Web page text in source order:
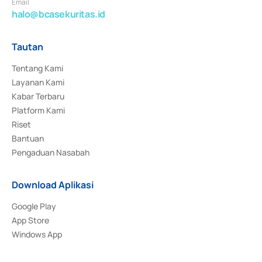
halo@bcasekuritas.id
Tautan
Tentang Kami
Layanan Kami
Kabar Terbaru
Platform Kami
Riset
Bantuan
Pengaduan Nasabah
Download Aplikasi
Google Play
App Store
Windows App